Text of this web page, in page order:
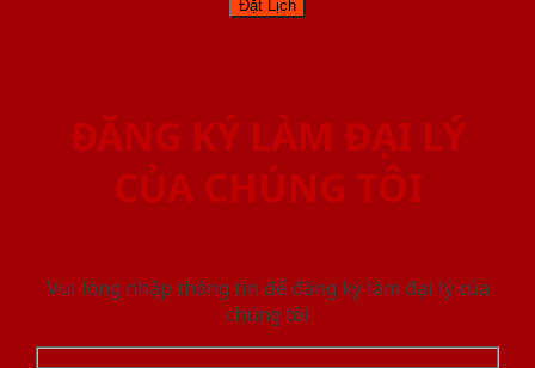
ĐĂNG KÝ LÀM ĐẠI LÝ
CỦA CHÚNG TÔI
Vui lòng nhập thông tin để đăng ký làm đại lý của
chúng tôi